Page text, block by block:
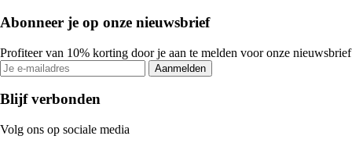
Abonneer je op onze nieuwsbrief
Profiteer van 10% korting door je aan te melden voor onze nieuwsbrief
Aanmelden
Blijf verbonden
Volg ons op sociale media